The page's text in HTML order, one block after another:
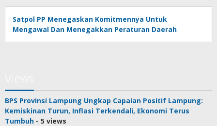
Satpol PP Menegaskan Komitmennya Untuk
Mengawal Dan Menegakkan Peraturan Daerah
BPS Provinsi Lampung Ungkap Capaian Positif Lampung:
Kemiskinan Turun, Inflasi Terkendali, Ekonomi Terus
Tumbuh - 5 views